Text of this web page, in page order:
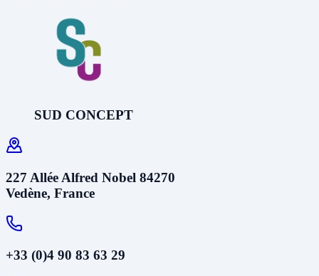
SUD CONCEPT
227 Allée Alfred Nobel 84270
Vedène, France
+33 (0)4 90 83 63 29